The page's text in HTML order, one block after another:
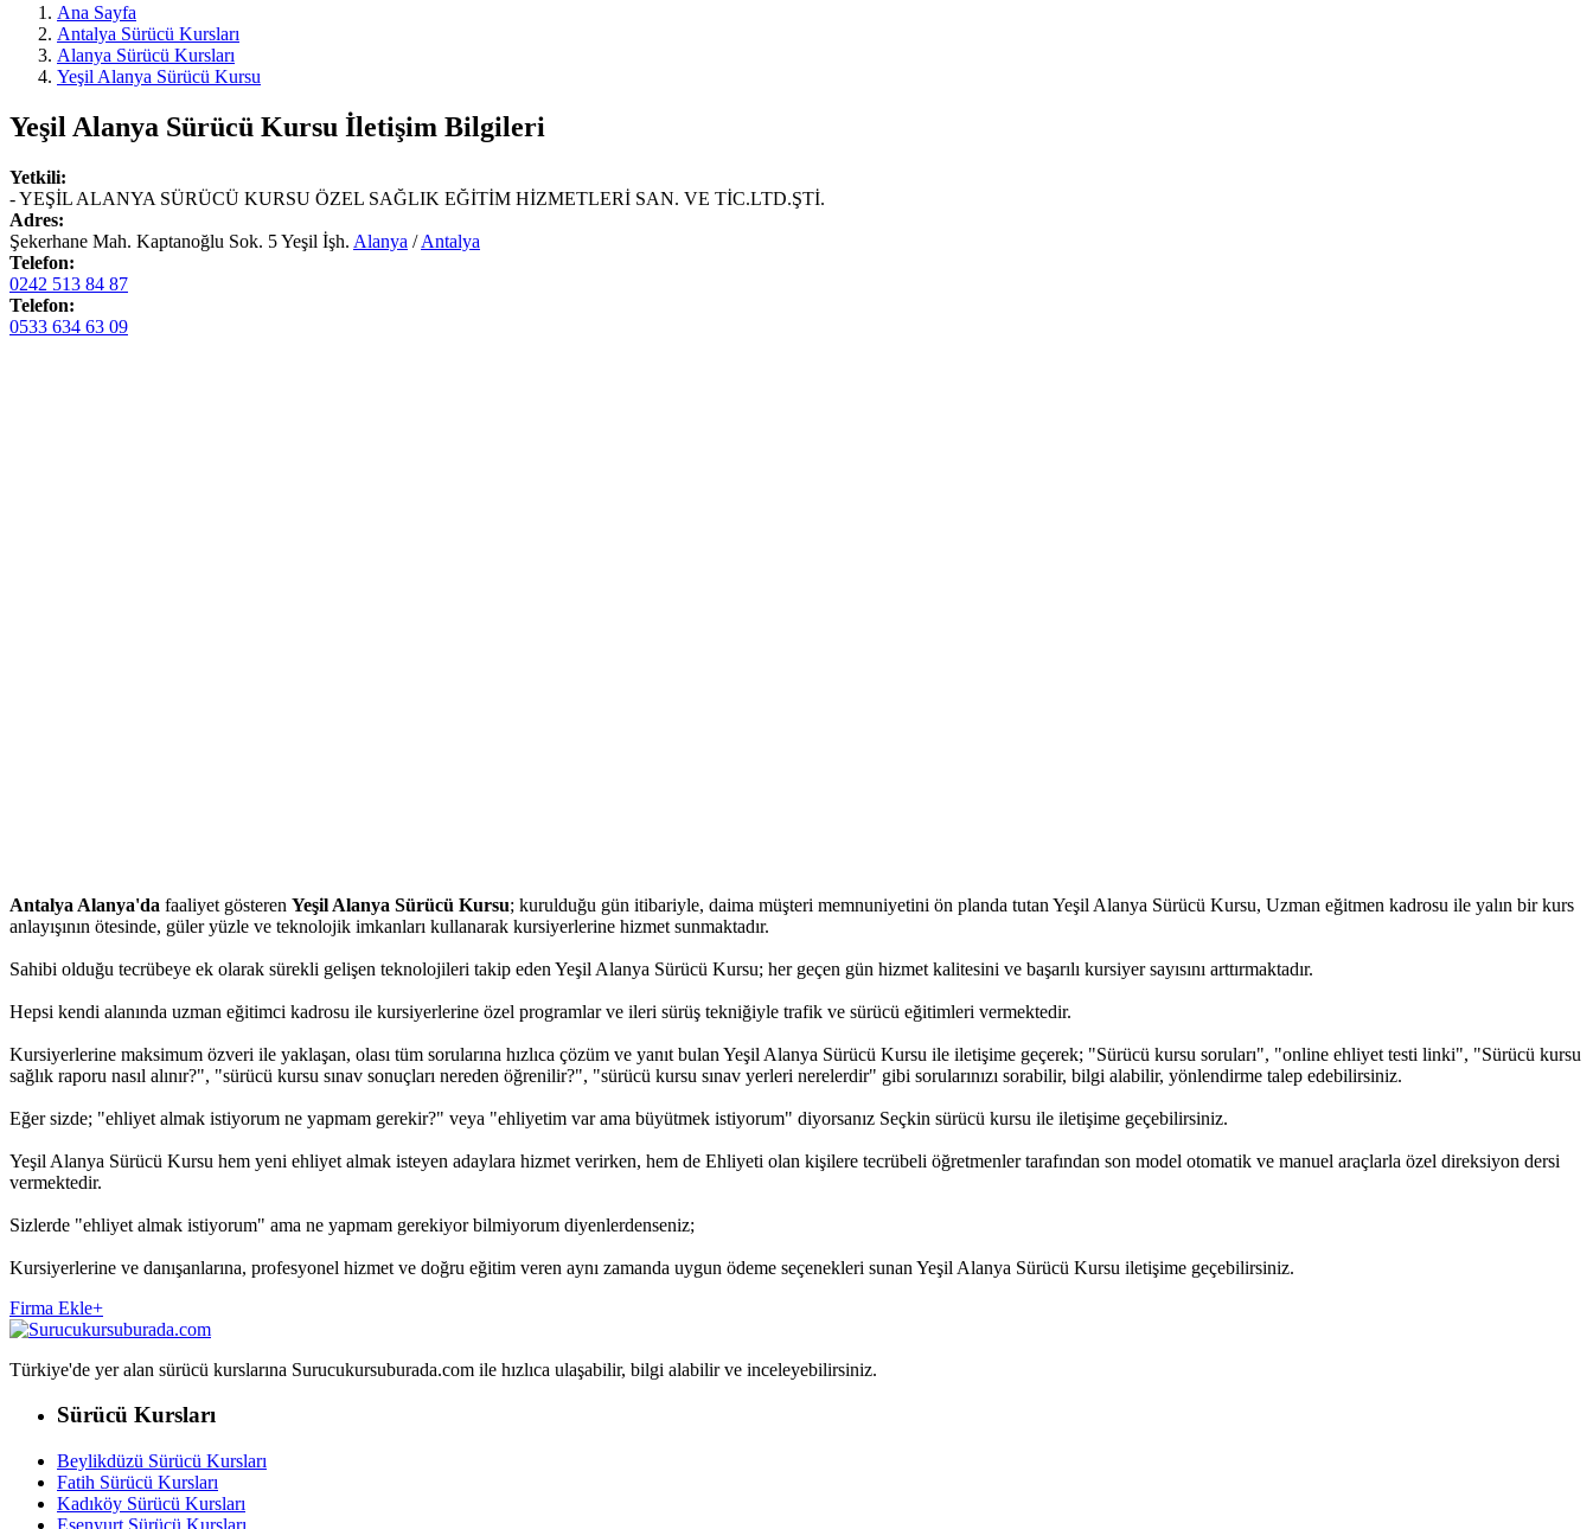
Ana Sayfa
Antalya Sürücü Kursları
Alanya Sürücü Kursları
Yeşil Alanya Sürücü Kursu
Yeşil Alanya Sürücü Kursu İletişim Bilgileri
Yetkili:
- YEŞİL ALANYA SÜRÜCÜ KURSU ÖZEL SAĞLIK EĞİTİM HİZMETLERİ SAN. VE TİC.LTD.ŞTİ.
Adres:
Şekerhane Mah. Kaptanoğlu Sok. 5 Yeşil İşh. Alanya /Antalya
Telefon:
0242 513 84 87
Telefon:
0533 634 63 09
Antalya Alanya'da faaliyet gösteren Yeşil Alanya Sürücü Kursu; kurulduğu gün itibariyle, daima müşteri memnuniyetini ön planda tutan Yeşil Alanya Sürücü Kursu, Uzman eğitmen kadrosu ile yalın bir kurs
anlayışının ötesinde, güler yüzle ve teknolojik imkanları kullanarak kursiyerlerine hizmet sunmaktadır.
Sahibi olduğu tecrübeye ek olarak sürekli gelişen teknolojileri takip eden Yeşil Alanya Sürücü Kursu; her geçen gün hizmet kalitesini ve başarılı kursiyer sayısını arttırmaktadır.
Hepsi kendi alanında uzman eğitimci kadrosu ile kursiyerlerine özel programlar ve ileri sürüş tekniğiyle trafik ve sürücü eğitimleri vermektedir.
Kursiyerlerine maksimum özveri ile yaklaşan, olası tüm sorularına hızlıca çözüm ve yanıt bulan Yeşil Alanya Sürücü Kursu ile iletişime geçerek; "Sürücü kursu soruları", "online ehliyet testi linki", "Sürücü kursu
sağlık raporu nasıl alınır?", "sürücü kursu sınav sonuçları nereden öğrenilir?", "sürücü kursu sınav yerleri nerelerdir" gibi sorularınızı sorabilir, bilgi alabilir, yönlendirme talep edebilirsiniz.
Eğer sizde; "ehliyet almak istiyorum ne yapmam gerekir?" veya "ehliyetim var ama büyütmek istiyorum" diyorsanız Seçkin sürücü kursu ile iletişime geçebilirsiniz.
Yeşil Alanya Sürücü Kursu hem yeni ehliyet almak isteyen adaylara hizmet verirken, hem de Ehliyeti olan kişilere tecrübeli öğretmenler tarafından son model otomatik ve manuel araçlarla özel direksiyon dersi
vermektedir.
Sizlerde "ehliyet almak istiyorum" ama ne yapmam gerekiyor bilmiyorum diyenlerdenseniz;
Kursiyerlerine ve danışanlarına, profesyonel hizmet ve doğru eğitim veren aynı zamanda uygun ödeme seçenekleri sunan Yeşil Alanya Sürücü Kursu iletişime geçebilirsiniz.
Firma Ekle+
Türkiye'de yer alan sürücü kurslarına Surucukursuburada.com ile hızlıca ulaşabilir, bilgi alabilir ve inceleyebilirsiniz.
Sürücü Kursları
Beylikdüzü Sürücü Kursları
Fatih Sürücü Kursları
Kadıköy Sürücü Kursları
Esenyurt Sürücü Kursları